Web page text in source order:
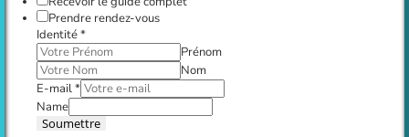
Prendre rendez-vous
Identité*
Prénom
Nom
E-mail*
Name
Soumettre